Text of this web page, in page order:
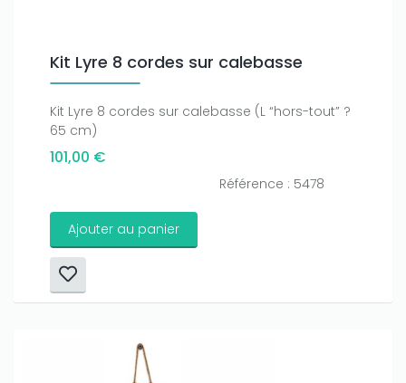
Kit Lyre 8 cordes sur calebasse
Kit Lyre 8 cordes sur calebasse (L “hors-tout” ?
65 cm)
101,00 €
Référence : 5478
Ajouter au panier